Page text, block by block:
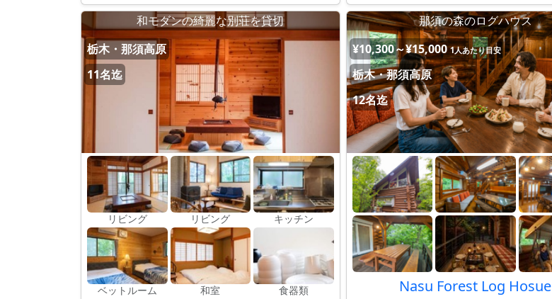
和モダンの綺麗な別荘を貸切
栃木・那須高原
11名迄
リビング リビング キッチン
ベットルーム 和室 食器類
那須の森のログハウス
¥10,300～¥15,000 1人あたり目安
栃木・那須高原
12名迄
Nasu Forest Log Hosue